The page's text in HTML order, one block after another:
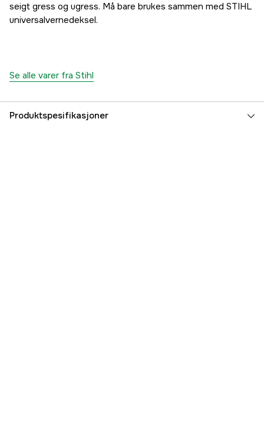
seigt gress og ugress. Må bare brukes sammen med STIHL
universalvernedeksel.
Se alle varer fra Stihl
Produktspesifikasjoner